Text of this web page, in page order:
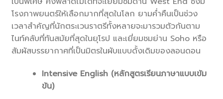
โรงภาพยนตร์ให้เลือกมากที่สุดในโลก ยามค่ำคืนเป็นช่วง
เวลาสำคัญที่นักตระเวนราตรีทั้งหลายจะมารวมตัวกันตาม
ไนท์คลับที่ทันสมัยที่สุดในยุโรป และเยี่ยมชมย่าน Soho หรือ
สัมผัสบรรยากาศที่เป็นมิตรในผับแบบดั้งเดิมของลอนดอน
Intensive English (หลักสูตรเรียนภาษาแบบเข้ม
ข้น)